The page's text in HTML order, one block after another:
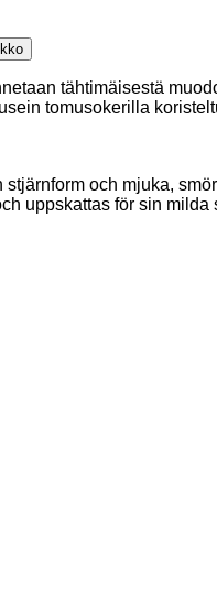
tähtimäisestä
tomusokerilla
och mjuka,
uppskattas för sin milda